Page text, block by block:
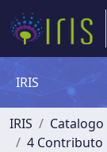
IRIS
IRIS
Catalogo
4 Contributo